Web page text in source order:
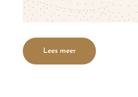
Lees meer